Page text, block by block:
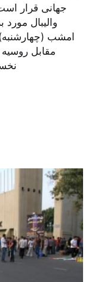
جهانی قرار
والیبال
امشب
مقابل